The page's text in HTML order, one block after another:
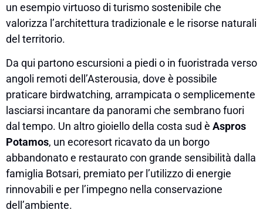
un esempio virtuoso di turismo sostenibile che
valorizza l’architettura tradizionale e le risorse naturali
del territorio.
Da qui partono escursioni a piedi o in fuoristrada verso
angoli remoti dell’Asterousia, dove è possibile
praticare birdwatching, arrampicata o semplicemente
lasciarsi incantare da panorami che sembrano fuori
dal tempo. Un altro gioiello della costa sud è Aspros
Potamos, un ecoresort ricavato da un borgo
abbandonato e restaurato con grande sensibilità dalla
famiglia Botsari, premiato per l’utilizzo di energie
rinnovabili e per l’impegno nella conservazione
dell’ambiente.